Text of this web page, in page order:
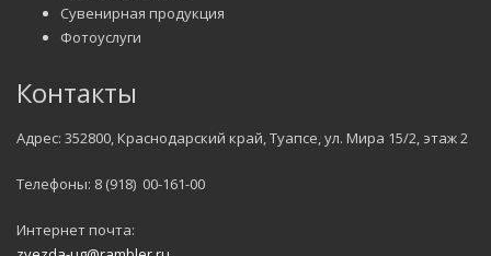
Сувенирная продукция
Фотоуслуги
Контакты
Адрес: 352800, Краснодарский край, Туапсе, ул. Мира 15/2, этаж 2
Телефоны: 8 (918) 00-161-00
Интернет почта: